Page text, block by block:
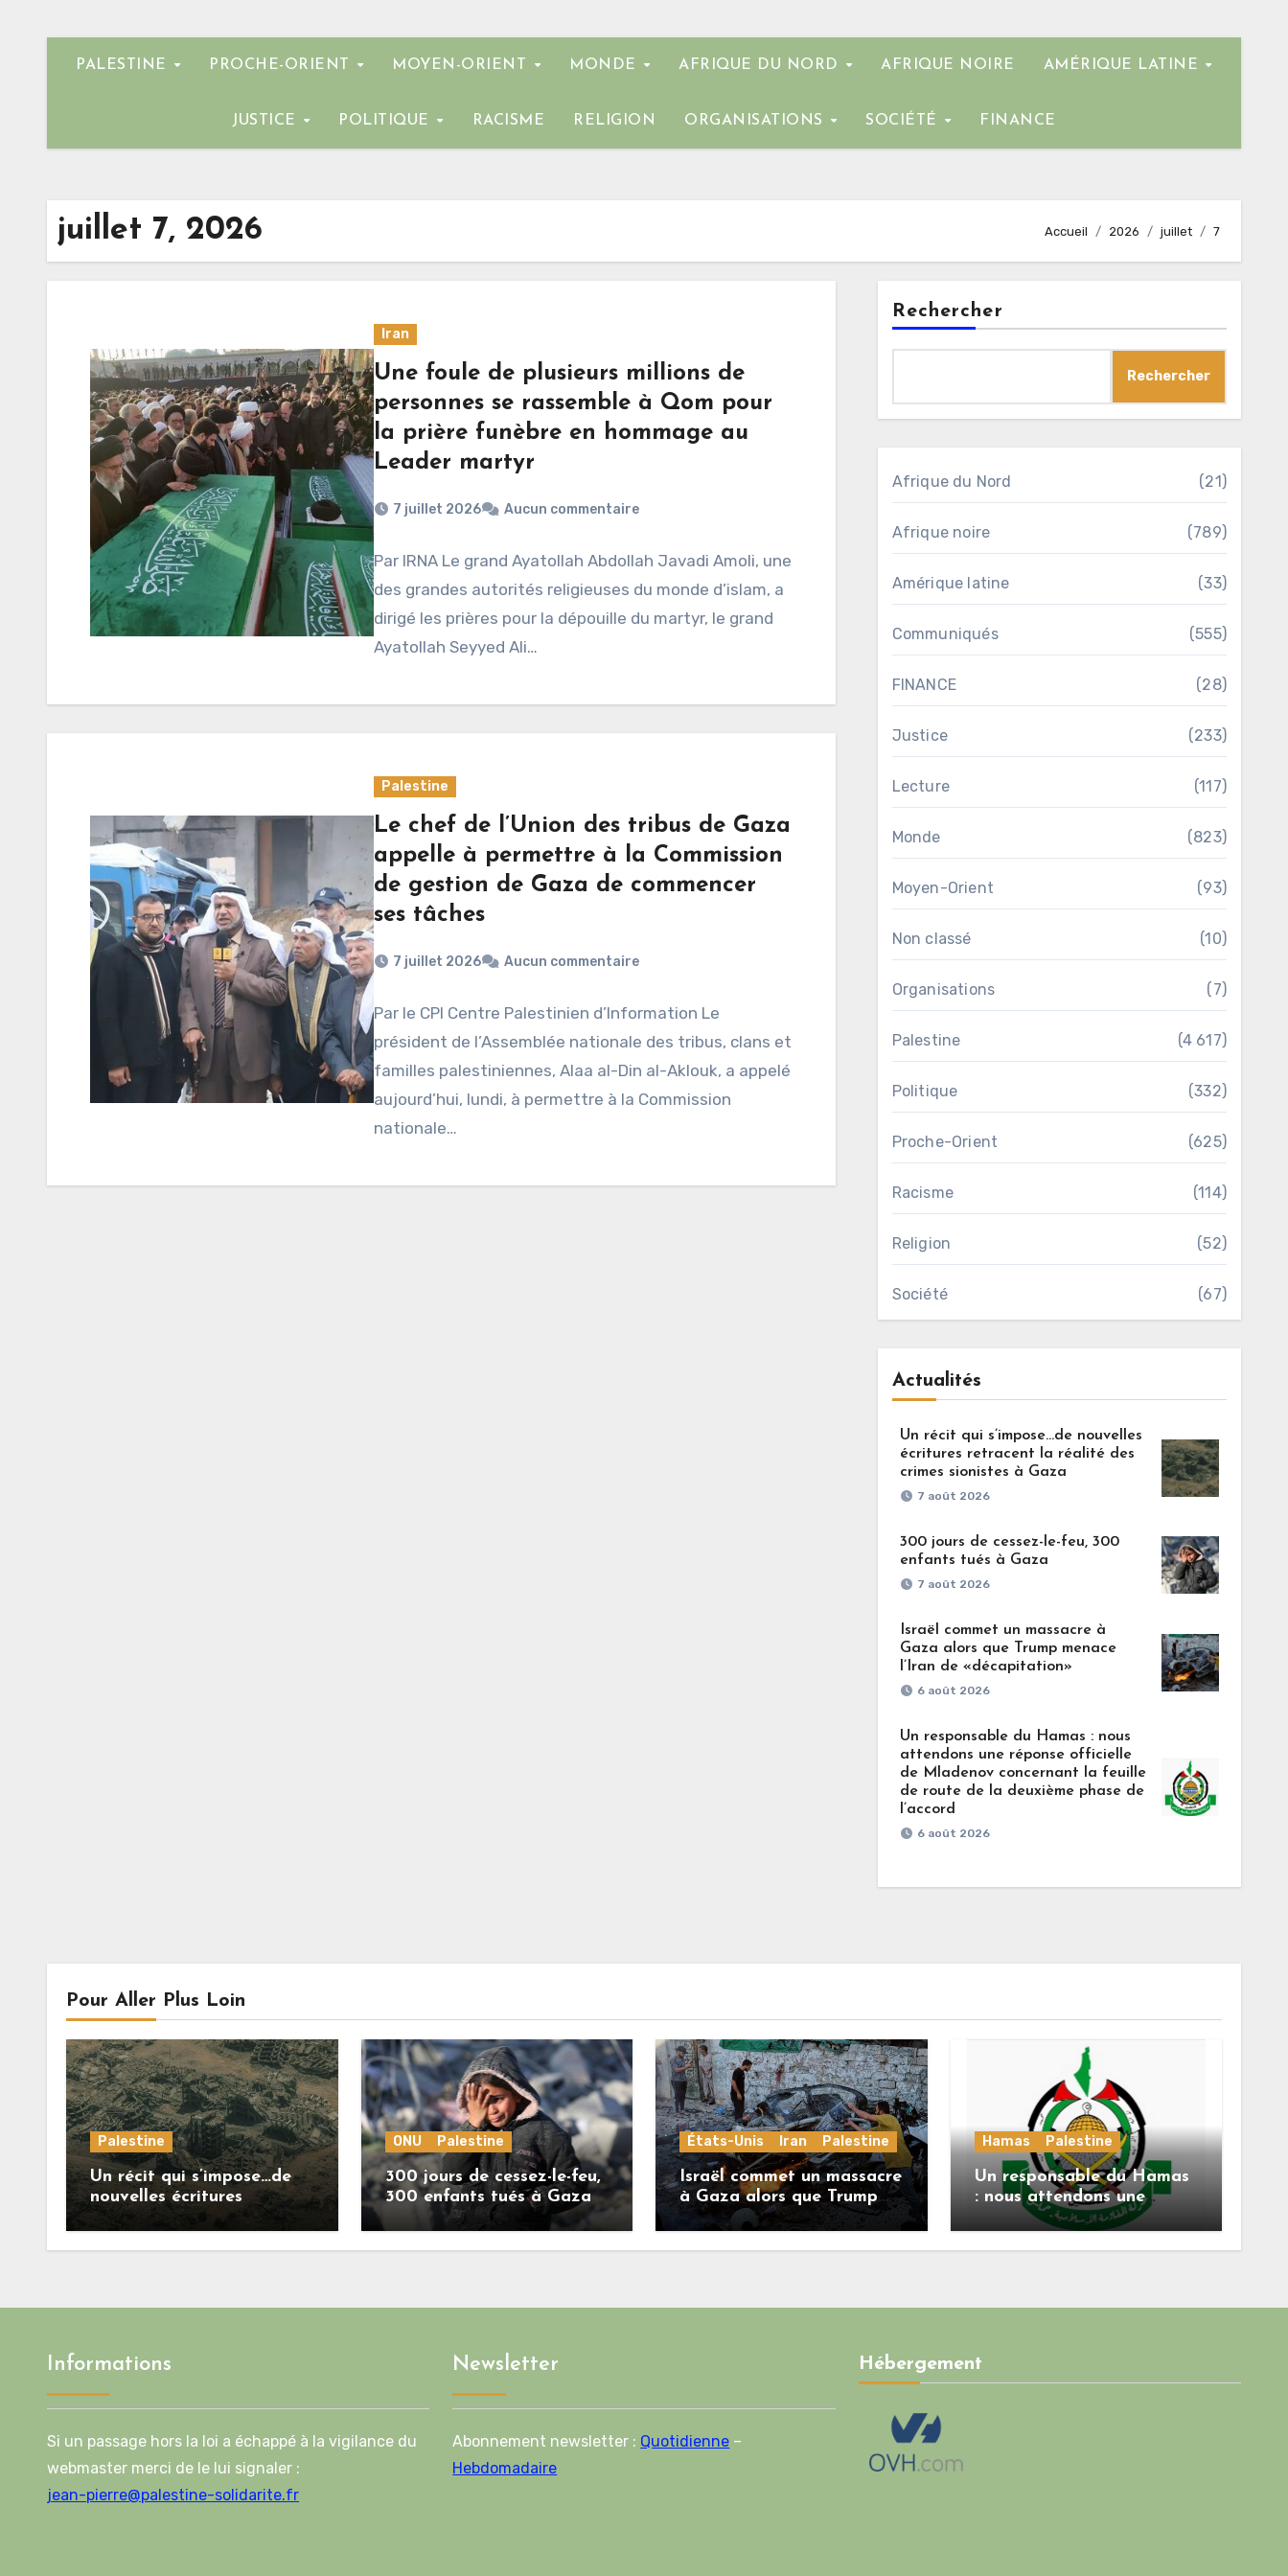
PALESTINE PROCHE-ORIENT MOYEN-ORIENT MONDE AFRIQUE DU NORD AFRIQUE NOIRE AMÉRIQUE LATINE
JUSTICE POLITIQUE RACISME RELIGION ORGANISATIONS SOCIÉTÉ FINANCE
juillet 7, 2026 Accueil 2026 juillet 7
Iran
Une foule de plusieurs millions de
personnes se rassemble à Qom pour
la prière funèbre en hommage au
Leader martyr
7 juillet 2026 Aucun commentaire
Par IRNA Le grand Ayatollah Abdollah Javadi Amoli, une
des grandes autorités religieuses du monde d’islam, a
dirigé les prières pour la dépouille du martyr, le grand
Ayatollah Seyyed Ali…
Palestine
Le chef de l’Union des tribus de Gaza
appelle à permettre à la Commission
de gestion de Gaza de commencer
ses tâches
7 juillet 2026 Aucun commentaire
Par le CPI Centre Palestinien d’Information Le
président de l’Assemblée nationale des tribus, clans et
familles palestiniennes, Alaa al-Din al-Aklouk, a appelé
aujourd’hui, lundi, à permettre à la Commission
nationale…
Rechercher
Rechercher
Afrique du Nord (21)
Afrique noire (789)
Amérique latine (33)
Communiqués (555)
FINANCE (28)
Justice (233)
Lecture (117)
Monde (823)
Moyen-Orient (93)
Non classé (10)
Organisations (7)
Palestine (4 617)
Politique (332)
Proche-Orient (625)
Racisme (114)
Religion (52)
Société (67)
Actualités
Un récit qui s’impose…de nouvelles
écritures retracent la réalité des
crimes sionistes à Gaza
7 août 2026
300 jours de cessez-le-feu, 300
enfants tués à Gaza
7 août 2026
Israël commet un massacre à
Gaza alors que Trump menace
l’Iran de «décapitation»
6 août 2026
Un responsable du Hamas : nous
attendons une réponse officielle
de Mladenov concernant la feuille
de route de la deuxième phase de
l’accord
6 août 2026
Pour Aller Plus Loin
Palestine
Un récit qui s’impose…de
nouvelles écritures
retracent la réalité des
crimes sionistes à Gaza
ONU Palestine
300 jours de cessez-le-feu,
300 enfants tués à Gaza
États-Unis Iran Palestine
Israël commet un massacre
à Gaza alors que Trump
menace l’Iran de
«décapitation»
Hamas Palestine
Un responsable du Hamas
: nous attendons une
réponse officielle de
Mladenov concernant la
Informations
Si un passage hors la loi a échappé à la vigilance du
webmaster merci de le lui signaler :
jean-pierre@palestine-solidarite.fr
Newsletter
Abonnement newsletter : Quotidienne –
Hebdomadaire
Hébergement